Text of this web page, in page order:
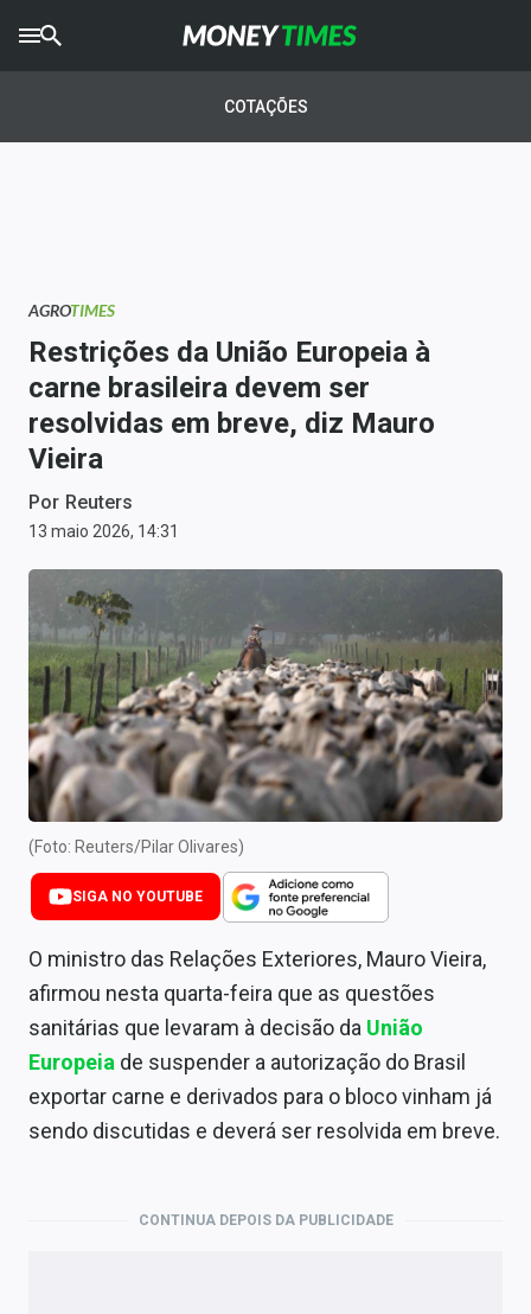
AGROTIMES
Newsletters
Money Trader
Anuncie
Últimas Notícias
Cotações
Comprar ou vender?
Carteiras Recomendadas
Central de Dividendos
Central de Fundos Imobiliários
Central dos IPOs
Renda Fixa
Finanças Pessoais
Mercados
Economia
Empresas
COTAÇÕES
AGROTIMES
Restrições da União Europeia à
carne brasileira devem ser
resolvidas em breve, diz Mauro
Vieira
Por Reuters
13 maio 2026, 14:31
(Foto: Reuters/Pilar Olivares)
SIGA NO YOUTUBE
O ministro das Relações Exteriores, Mauro Vieira,
afirmou nesta quarta-feira que as questões
sanitárias que levaram à decisão da União
Europeia de suspender a autorização do Brasil
exportar carne e derivados para o bloco vinham já
sendo discutidas e deverá ser resolvida em breve.
CONTINUA DEPOIS DA PUBLICIDADE